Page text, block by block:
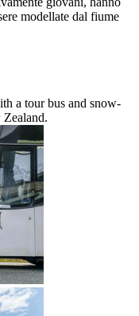
modellate dal fiume
a tour bus and snow-